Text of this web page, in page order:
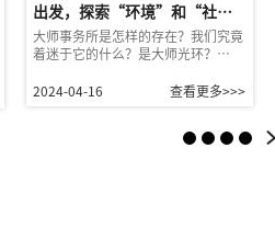
出发，探索“环境”和“社
会”可持续议题｜Me&Master
第二季
大师事务所是怎样的存在？我们究竟
着迷于它的什么？是大师光环？…
2024-04-16 查看更多>>>